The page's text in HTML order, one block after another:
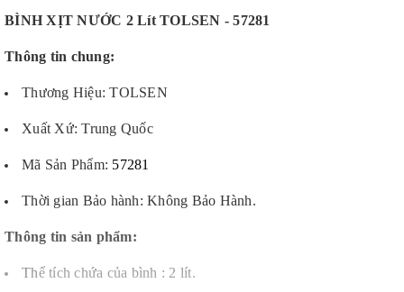
BÌNH XỊT NƯỚC 2 Lít TOLSEN - 57281
Thông tin chung:
Thương Hiệu: TOLSEN
Xuất Xứ: Trung Quốc
Mã Sản Phẩm: 57281
Thời gian Bảo hành: Không Bảo Hành.
Thông tin sản phẩm:
Thể tích chứa của bình : 2 lít.